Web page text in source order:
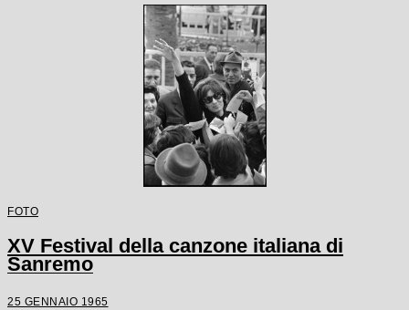
FOTO
XV Festival della canzone italiana di
Sanremo
25 GENNAIO 1965